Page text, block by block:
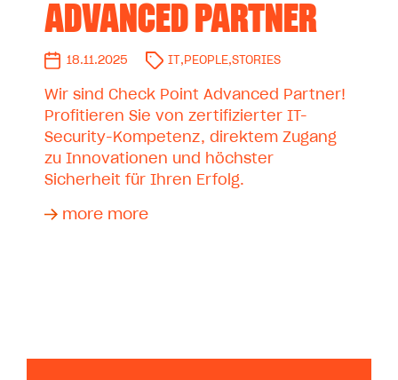
ADVANCED PARTNER
18.11.2025 IT , PEOPLE,STORIES
Wir sind Check Point Advanced Partner!
Profitieren Sie von zertifizierter IT-
Security-Kompetenz, direktem Zugang
zu Innovationen und höchster
Sicherheit für Ihren Erfolg.
more more